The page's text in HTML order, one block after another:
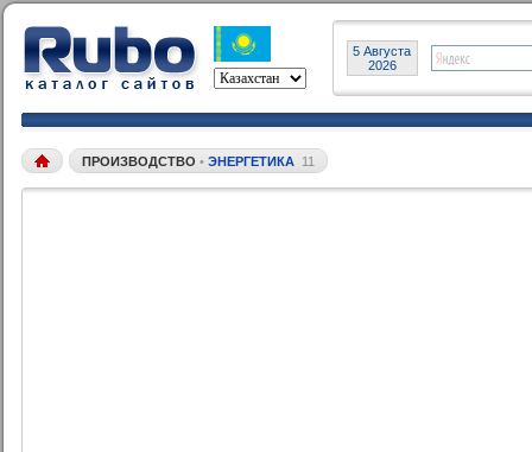
5 Августа
2026
ПРОИЗВОДСТВО • ЭНЕРГЕТИКА 11